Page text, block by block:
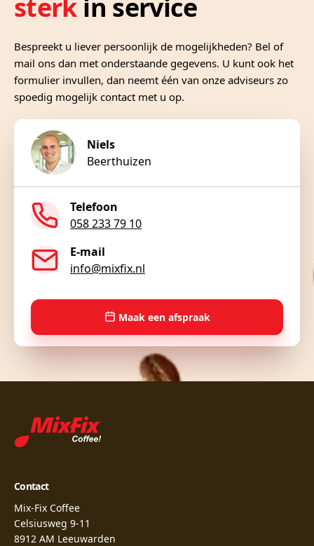
sterkin service
Bespreekt u liever persoonlijk de mogelijkheden? Bel of
mail ons dan met onderstaande gegevens. U kunt ook het
formulier invullen, dan neemt één van onze adviseurs zo
spoedig mogelijk contact met u op.
Niels
Beerthuizen
Telefoon
058 233 79 10
E-mail
info@mixfix.nl
Maak een afspraak
Contact
Mix-Fix Coffee
Celsiusweg 9-11
8912 AM Leeuwarden